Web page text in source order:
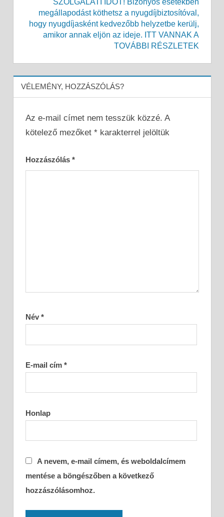
megállapodást köthetsz a nyugdíjbiztosítóval,
hogy nyugdíjasként kedvezőbb helyzetbe kerülj,
amikor annak eljön az ideje. ITT VANNAK A
TOVÁBBI RÉSZLETEK
VÉLEMÉNY, HOZZÁSZÓLÁS?
Az e-mail címet nem tesszük közzé. A
kötelező mezőket *karakterrel jelöltük
Hozzászólás *
Név *
E-mail cím *
Honlap
A nevem, e-mail címem, és weboldalcímem
mentése a böngészőben a következő
hozzászólásomhoz.